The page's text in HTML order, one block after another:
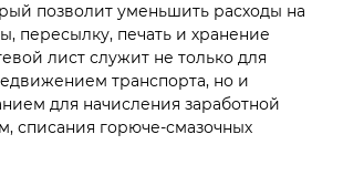
позволит уменьшить расходы на
пересылку, печать и хранение
лист служит не только для
транспорта, но и
для начисления заработной
списания горюче-смазочных